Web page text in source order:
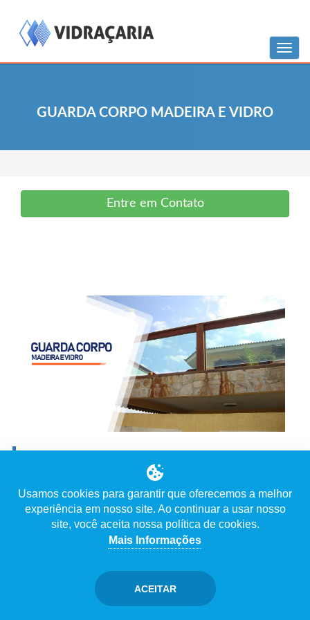
GUARDA CORPO MADEIRA E VIDRO
Menu
Entre em Contato
Ver Vídeo
Descrição
Usamos cookies para garantir que oferecemos a melhor
experiência em nosso site. Ao continuar a usar nosso
site, você aceita nossa política de cookies.
Mais Informações
ACEITAR